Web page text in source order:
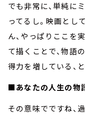
でも非常に、単純に
ってるし。映画とし
ん、やっぱりここを
て描くことで、物語
得力を増している、
■あなたの人生の物
その意味でですね、